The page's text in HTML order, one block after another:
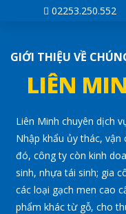
02253.250.552
GIỚI THIỆU VỀ
LIÊN
Liên Minh chuyên dịch
Nhập khẩu ủy thác, vận
đó, công ty còn kinh
sinh, nhựa tái sinh; gia
các loại gạch men cao
phẩm khác từ gỗ, cho